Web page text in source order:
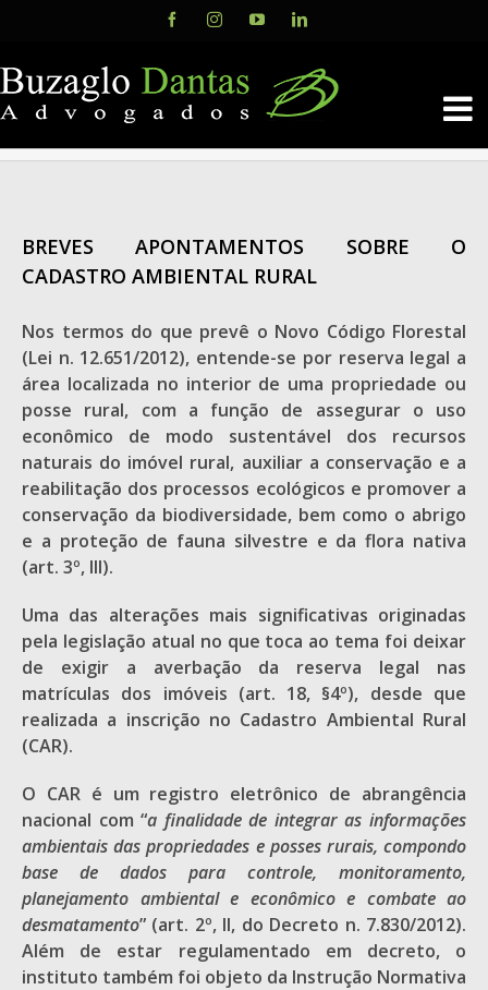
content
FacebookInstagramYouTubeLinkedIn
BREVES APONTAMENTOS SOBRE O
CADASTRO AMBIENTAL RURAL
Nos termos do que prevê o Novo Código Florestal
(Lei n. 12.651/2012), entende-se por reserva legal a
área localizada no interior de uma propriedade ou
posse rural, com a função de assegurar o uso
econômico de modo sustentável dos recursos
naturais do imóvel rural, auxiliar a conservação e a
reabilitação dos processos ecológicos e promover a
conservação da biodiversidade, bem como o abrigo
e a proteção de fauna silvestre e da flora nativa
(art. 3º, III).
Uma das alterações mais significativas originadas
pela legislação atual no que toca ao tema foi deixar
de exigir a averbação da reserva legal nas
matrículas dos imóveis (art. 18, §4º), desde que
realizada a inscrição no Cadastro Ambiental Rural
(CAR).
O CAR é um registro eletrônico de abrangência
nacional com “a finalidade de integrar as informações
ambientais das propriedades e posses rurais, compondo
base de dados para controle, monitoramento,
planejamento ambiental e econômico e combate ao
desmatamento” (art. 2º, II, do Decreto n. 7.830/2012).
Além de estar regulamentado em decreto, o
instituto também foi objeto da Instrução Normativa